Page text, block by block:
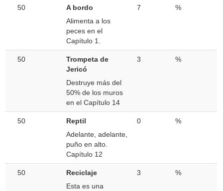
50
A bordo
Alimenta a los
peces en el
Capítulo 1.
7 %
50
Trompeta de
Jericó
Destruye más del
50% de los muros
en el Capítulo 14
3 %
50
Reptil
Adelante, adelante,
puño en alto.
Capítulo 12
0 %
50
Reciclaje
Esta es una
3 %